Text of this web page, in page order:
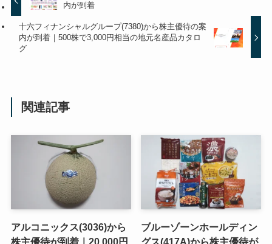
内が到着
十六フィナンシャルグループ(7380)から株主優待の案
内が到着｜500株で3,000円相当の地元名産品カタロ
グ
関連記事
アルコニックス(3036)から
株主優待が到着｜20,000円
ブルーゾーンホールディン
グス(417A)から株主優待が